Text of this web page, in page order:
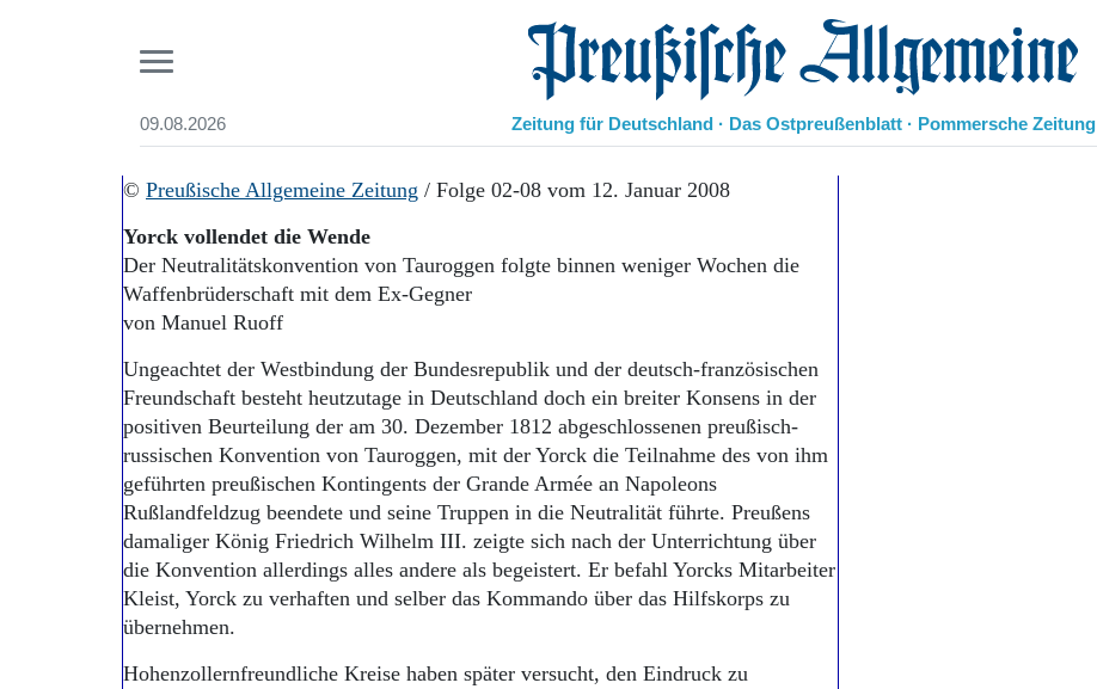
09.08.2026 Preußische Allgemeine Zeitung
Zeitung für Deutschland · Das Ostpreußenblatt · Pommersche Zeitung
Start
Aktuelle Ausgabe
Abonnenten-Login
Abonnent werden
Abo Prämien
Mediadaten
Panorama
Ostpreußen
Pommern
Berlin-Brandenburg
Schlesien
Danzig und Westpreußen
Bücher
Suchen und finden
© Preußische Allgemeine Zeitung / Folge 02-08 vom 12. Januar 2008
Yorck vollendet die Wende
Der Neutralitätskonvention von Tauroggen folgte binnen weniger Wochen die
Waffenbrüderschaft mit dem Ex-Gegner
von Manuel Ruoff
Ungeachtet der Westbindung der Bundesrepublik und der deutsch-französischen
Freundschaft besteht heutzutage in Deutschland doch ein breiter Konsens in der
positiven Beurteilung der am 30. Dezember 1812 abgeschlossenen preußisch-
russischen Konvention von Tauroggen, mit der Yorck die Teilnahme des von ihm
geführten preußischen Kontingents der Grande Armée an Napoleons
Rußlandfeldzug beendete und seine Truppen in die Neutralität führte. Preußens
damaliger König Friedrich Wilhelm III. zeigte sich nach der Unterrichtung über
die Konvention allerdings alles andere als begeistert. Er befahl Yorcks Mitarbeiter
Kleist, Yorck zu verhaften und selber das Kommando über das Hilfskorps zu
übernehmen.
Hohenzollernfreundliche Kreise haben später versucht, den Eindruck zu